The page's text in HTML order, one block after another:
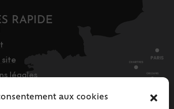
aux cookies
RAPIDE
site
légales